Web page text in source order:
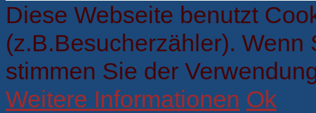
Diese Webseite benutzt
(z.B.Besucherzähler).
stimmen Sie der
Weitere Informationen Ok